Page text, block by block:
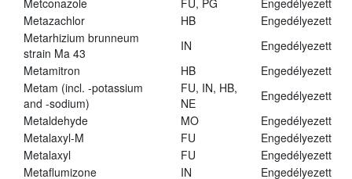
Metconazole
FU, PG
Engedélyezett
Metazachlor
HB
Engedélyezett
Metarhizium brunneum
strain Ma 43
IN
Engedélyezett
Metamitron
HB
Engedélyezett
Metam (incl. -potassium
and -sodium)
FU, IN, HB,
NE
Engedélyezett
Metaldehyde
MO
Engedélyezett
Metalaxyl-M
FU
Engedélyezett
Metalaxyl
FU
Engedélyezett
Metaflumizone
IN
Engedélyezett